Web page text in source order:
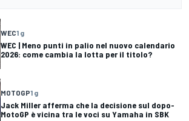
WEC1 g
WEC | Meno punti in palio nel nuovo calendario
2026: come cambia la lotta per il titolo?
MOTOGP1 g
Jack Miller afferma che la decisione sul dopo-
MotoGP è vicina tra le voci su Yamaha in SBK